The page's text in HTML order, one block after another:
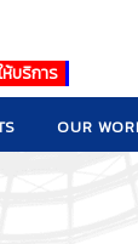
บริการ
OUR